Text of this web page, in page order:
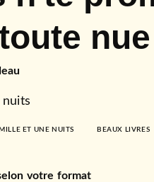
MILLE ET UNE NUITS BEAUX LIVRES
votre format